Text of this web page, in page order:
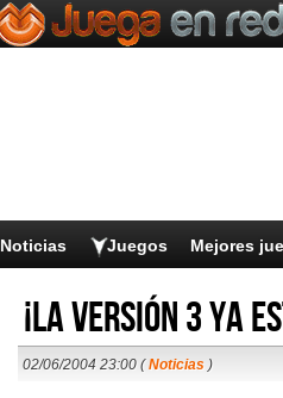
Noticias Juegos Mejores
¡La versión 3 ya
02/06/2004 23:00 (Noticias )